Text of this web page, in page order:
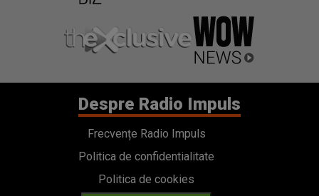
Despre Radio Impuls
Frecvențe Radio Impuls
Politica de confidentialitate
Politica de cookies